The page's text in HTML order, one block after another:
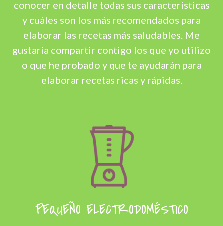
conocer en detalle todas sus características
y cuáles son los más recomendados para
elaborar las recetas más saludables. Me
gustaría compartir contigo los que yo utilizo
o que he probado y que te ayudarán para
elaborar recetas ricas y rápidas.
PEQUEÑO ELECTRODOMÉSTICO